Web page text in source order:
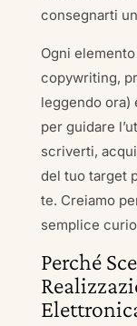
consegnarti
Ogni
copywriting,
leggendo ora)
per guidare
scriverti,
del tuo target
te. Creiamo
semplice
Perché